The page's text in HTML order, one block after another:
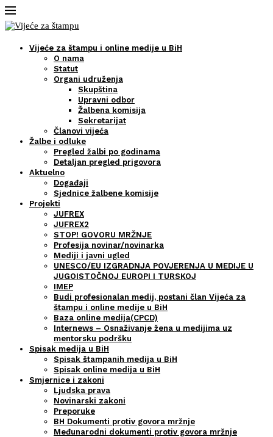
Vijeće za štampu i online medije u BiH
O nama
Statut
Organi udruženja
Skupština
Upravni odbor
Žalbena komisija
Sekretarijat
Članovi vijeća
Žalbe i odluke
Pregled žalbi po godinama
Detaljan pregled prigovora
Aktuelno
Događaji
Sjednice žalbene komisije
Projekti
JUFREX
JUFREX2
STOP! GOVORU MRŽNJE
Profesija novinar/novinarka
Mediji i javni ugled
UNESCO/EU IZGRADNJA POVJERENJA U MEDIJE U
JUGOISTOČNOJ EUROPI I TURSKOJ
IMEP
Budi profesionalan medij, postani član Vijeća za
štampu i online medije u BiH
Baza online medija(CPCD)
Internews – Osnaživanje žena u medijima uz
mentorsku podršku
Spisak medija u BiH
Spisak štampanih medija u BiH
Spisak online medija u BiH
Smjernice i zakoni
Ljudska prava
Novinarski zakoni
Preporuke
BH Dokumenti protiv govora mržnje
Međunarodni dokumenti protiv govora mržnje